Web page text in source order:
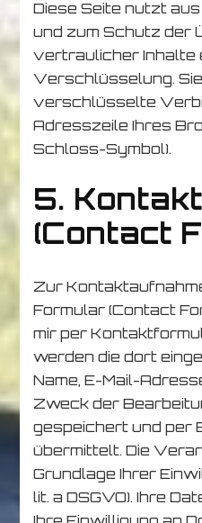
Diese Seite nutzt
und zum Schutz der
vertraulicher Inhalte
Verschlüsselung.
verschlüsselte
Adresszeile Ihres
Schloss-Symbol).
5.
(Contact
Zur
Formular (Contact
mir per
werden die dort
Name, E-Mail-
Zweck der
gespeichert und per
übermittelt. Die
Grundlage Ihrer
lit. a DSGVO). Ihre